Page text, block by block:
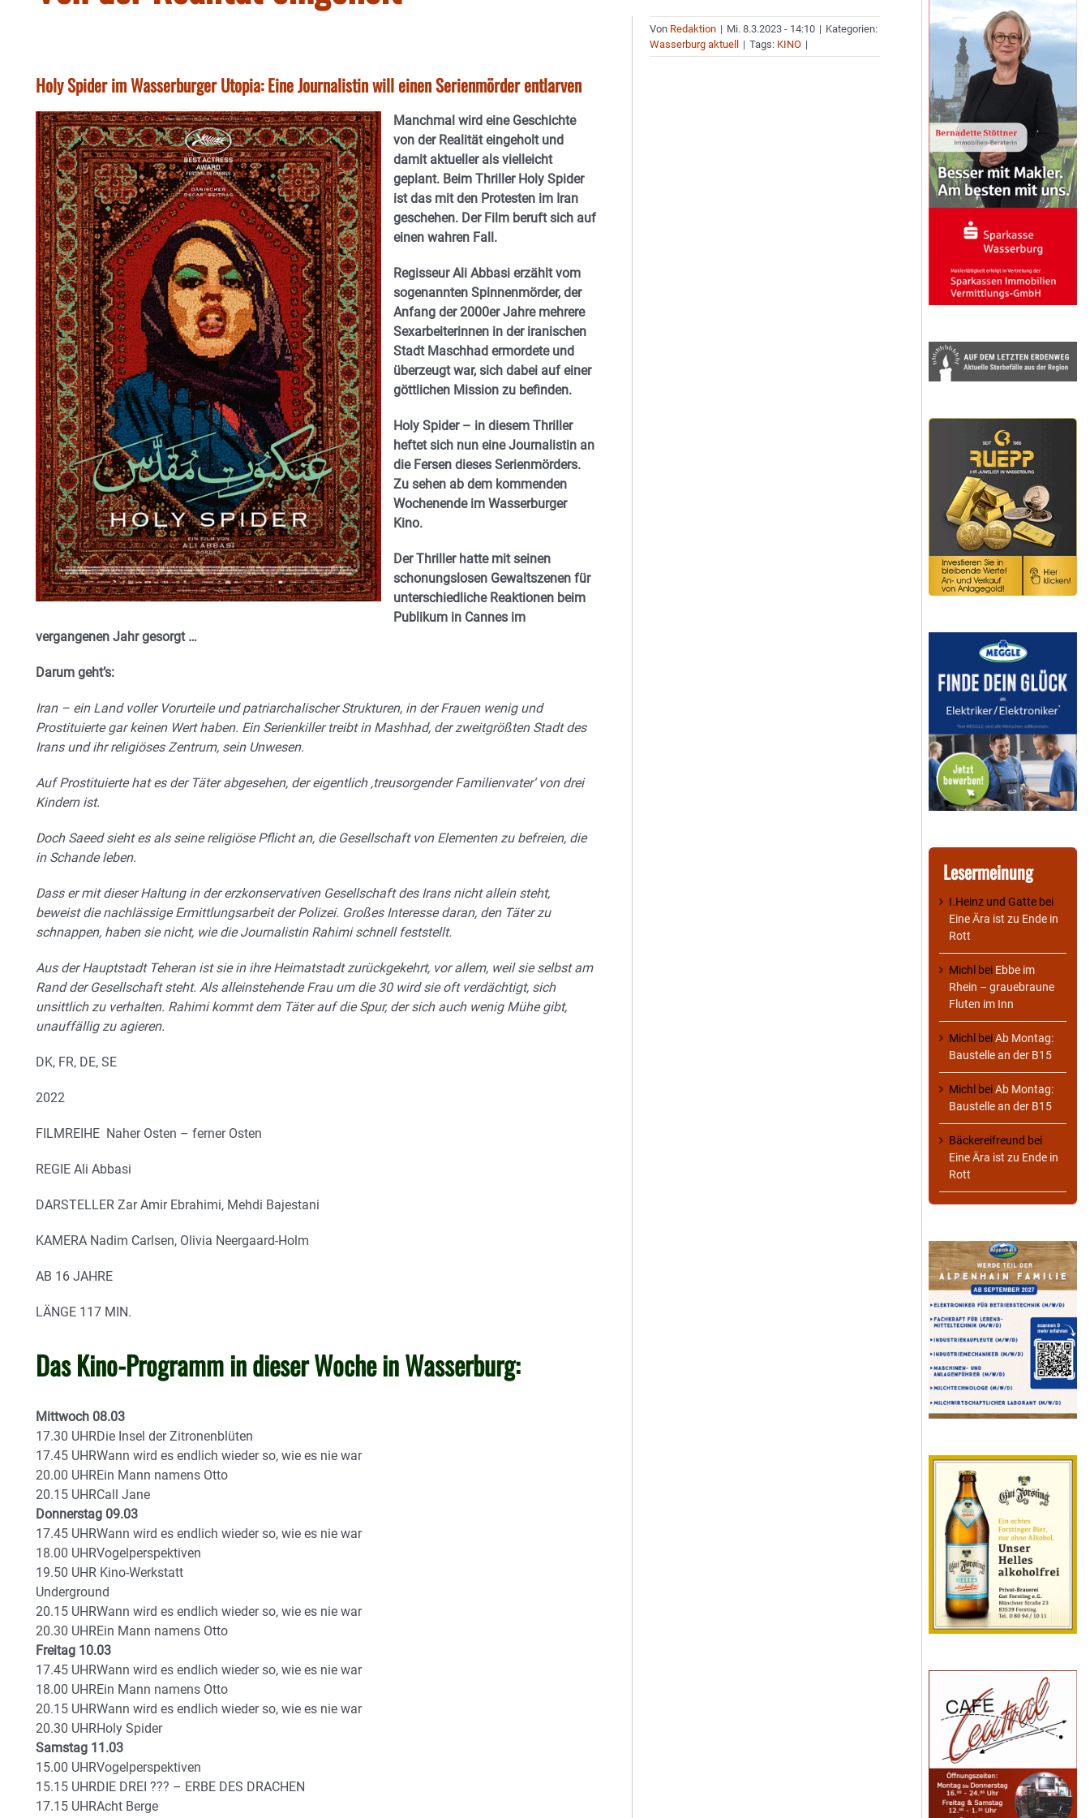
Holy Spider im Wasserburger Utopia: Eine Journalistin will einen Serienmörder entlarven
Manchmal wird eine Geschichte
von der Realität eingeholt und
damit aktueller als vielleicht
geplant. Beim Thriller Holy Spider
ist das mit den Protesten im Iran
geschehen. Der Film beruft sich auf
einen wahren Fall.
Regisseur Ali Abbasi erzählt vom
sogenannten Spinnenmörder, der
Anfang der 2000er Jahre mehrere
Sexarbeiterinnen in der iranischen
Stadt Maschhad ermordete und
überzeugt war, sich dabei auf einer
göttlichen Mission zu befinden.
Holy Spider – in diesem Thriller
heftet sich nun eine Journalistin an
die Fersen dieses Serienmörders.
Zu sehen ab dem kommenden
Wochenende im Wasserburger
Kino.
Der Thriller hatte mit seinen
schonungslosen Gewaltszenen für
unterschiedliche Reaktionen beim
Publikum in Cannes im
vergangenen Jahr gesorgt …
Darum geht’s:
Iran – ein Land voller Vorurteile und patriarchalischer Strukturen, in der Frauen wenig und
Prostituierte gar keinen Wert haben. Ein Serienkiller treibt in Mashhad, der zweitgrößten Stadt des
Irans und ihr religiöses Zentrum, sein Unwesen.
Auf Prostituierte hat es der Täter abgesehen, der eigentlich ‚treusorgender Familienvater‘ von drei
Kindern ist.
Doch Saeed sieht es als seine religiöse Pflicht an, die Gesellschaft von Elementen zu befreien, die
in Schande leben.
Dass er mit dieser Haltung in der erzkonservativen Gesellschaft des Irans nicht allein steht,
beweist die nachlässige Ermittlungsarbeit der Polizei. Großes Interesse daran, den Täter zu
schnappen, haben sie nicht, wie die Journalistin Rahimi schnell feststellt.
Aus der Hauptstadt Teheran ist sie in ihre Heimatstadt zurückgekehrt, vor allem, weil sie selbst am
Rand der Gesellschaft steht. Als alleinstehende Frau um die 30 wird sie oft verdächtigt, sich
unsittlich zu verhalten. Rahimi kommt dem Täter auf die Spur, der sich auch wenig Mühe gibt,
unauffällig zu agieren.
DK, FR, DE, SE
2022
FILMREIHE Naher Osten – ferner Osten
REGIE Ali Abbasi
DARSTELLER Zar Amir Ebrahimi, Mehdi Bajestani
KAMERA Nadim Carlsen, Olivia Neergaard-Holm
AB 16 JAHRE
LÄNGE 117 MIN.
Das Kino-Programm in dieser Woche in Wasserburg:
Mittwoch 08.03
17.30 UHRDie Insel der Zitronenblüten
17.45 UHRWann wird es endlich wieder so, wie es nie war
20.00 UHREin Mann namens Otto
20.15 UHRCall Jane
Donnerstag 09.03
17.45 UHRWann wird es endlich wieder so, wie es nie war
18.00 UHRVogelperspektiven
19.50 UHR Kino-Werkstatt
Underground
20.15 UHRWann wird es endlich wieder so, wie es nie war
20.30 UHREin Mann namens Otto
Freitag 10.03
17.45 UHRWann wird es endlich wieder so, wie es nie war
18.00 UHREin Mann namens Otto
20.15 UHRWann wird es endlich wieder so, wie es nie war
20.30 UHRHoly Spider
Samstag 11.03
15.00 UHRVogelperspektiven
15.15 UHRDIE DREI ??? – ERBE DES DRACHEN
17.15 UHRAcht Berge
Von Redaktion | Mi. 8.3.2023 - 14:10 | Kategorien:
Wasserburg aktuell
| Tags: KINO |
Lesermeinung
I.Heinz und Gatte bei
Eine Ära ist zu Ende in
Rott
Michl bei Ebbe im
Rhein – grauebraune
Fluten im Inn
Michl beiAb Montag:
Baustelle an der B15
Michl beiAb Montag:
Baustelle an der B15
Bäckereifreund bei
Eine Ära ist zu Ende in
Rott